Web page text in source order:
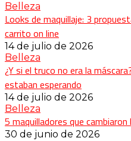
Belleza
Looks de maquillaje: 3
carrito on line
14 de julio de 2026
Belleza
¿Y si el truco no era la
estaban esperando
14 de julio de 2026
Belleza
5 maquilladores que
30 de junio de 2026